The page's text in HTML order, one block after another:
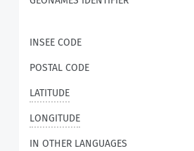
INSEE CODE
POSTAL CODE
LATITUDE
LONGITUDE
IN OTHER LANGUAGES